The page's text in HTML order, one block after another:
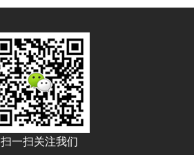
扫一扫关注我们